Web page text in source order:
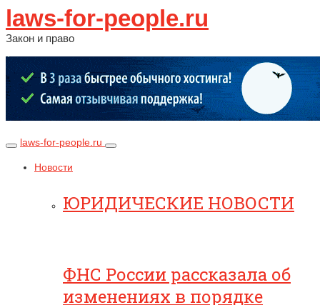
laws-for-people.ru
Закон и право
laws-for-people.ru
Новости
ЮРИДИЧЕСКИЕ НОВОСТИ
ФНС России рассказала об
изменениях в порядке